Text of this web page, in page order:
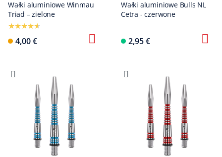
Wałki aluminiowe Winmau
Triad – zielone
4,00 €
Wałki aluminiowe Bulls NL
Cetra - czerwone
2,95 €